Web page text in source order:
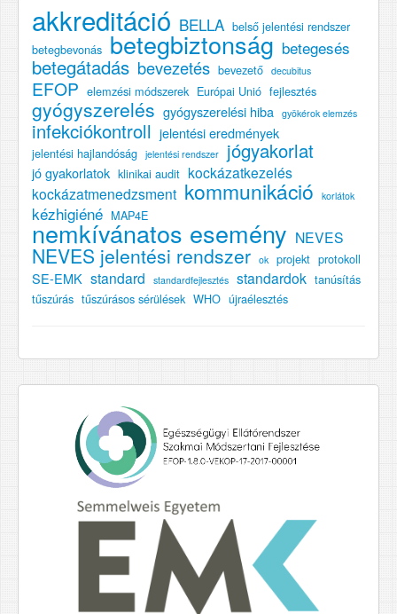
akkreditáció BELLA belső jelentési rendszer
betegbevonás betegbiztonság betegesés
betegátadás bevezetés bevezető decubitus
EFOP elemzési módszerek Európai Unió fejlesztés
gyógyszerelés gyógyszerelési hiba gyökérok elemzés
infekciókontroll jelentési eredmények
jelentési hajlandóság jelentési rendszer jógyakorlat
jó gyakorlatok klinikai audit kockázatkezelés
kockázatmenedzsment kommunikáció korlátok
kézhigiéné MAP4E
nemkívánatos esemény NEVES
NEVES jelentési rendszer ok projekt protokoll
SE-EMK standard standardfejlesztés standardok tanúsítás
tűszúrás tűszúrásos sérülések WHO újraélesztés